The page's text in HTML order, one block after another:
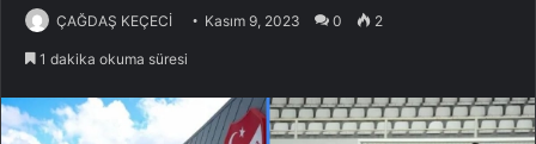
ÇAĞDAŞ KEÇECİ Kasım 9, 2023 0 2
1 dakika okuma süresi